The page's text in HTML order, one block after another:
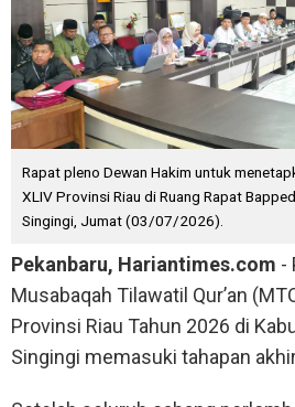
Rapat pleno Dewan Hakim untuk
XLIV Provinsi Riau di Ruang Rapat
Singingi, Jumat (03/07/2026).
Pekanbaru, Hariantimes.com -
Musabaqah Tilawatil Qur’an
Provinsi Riau Tahun 2026 di
Singingi memasuki tahapan